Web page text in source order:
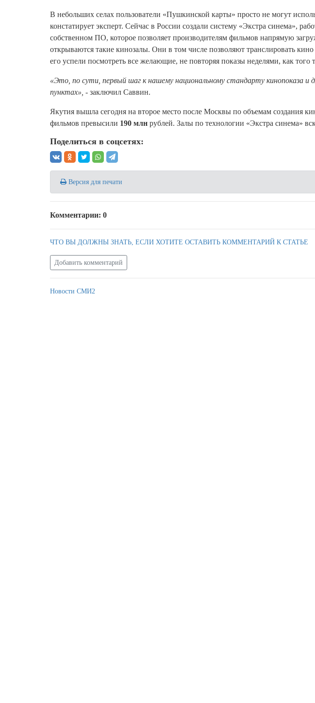
В небольших селах пользователи «Пушкинской карты» просто не могут
констатирует эксперт. Сейчас в России создали систему «Экстра синема»,
собственном ПО, которое позволяет производителям фильмов напрямую
открываются такие кинозалы. Они в том числе позволяют транслировать кино
его успели посмотреть все желающие, не повторяя показы неделями, как того
«Это, по сути, первый шаг к нашему национальному стандарту кинопоказа и
пунктах», - заключил Саввин.
Якутия вышла сегодня на второе место после Москвы по объемам создания
фильмов превысили 190 млн рублей. Залы по технологии «Экстра синема»
Поделиться в соцсетях:
Версия для печати
Комментарии: 0
ЧТО ВЫ ДОЛЖНЫ ЗНАТЬ, ЕСЛИ ХОТИТЕ ОСТАВИТЬ КОММЕНТАРИЙ К СТАТЬЕ
Добавить комментарий
Новости СМИ2